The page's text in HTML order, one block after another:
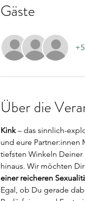
Gäste
Über die
Kink – das sinnlich-
und eure
tiefsten Winkeln Deiner
hinaus. Wir möchten
einer reicheren
Egal, ob Du gerade